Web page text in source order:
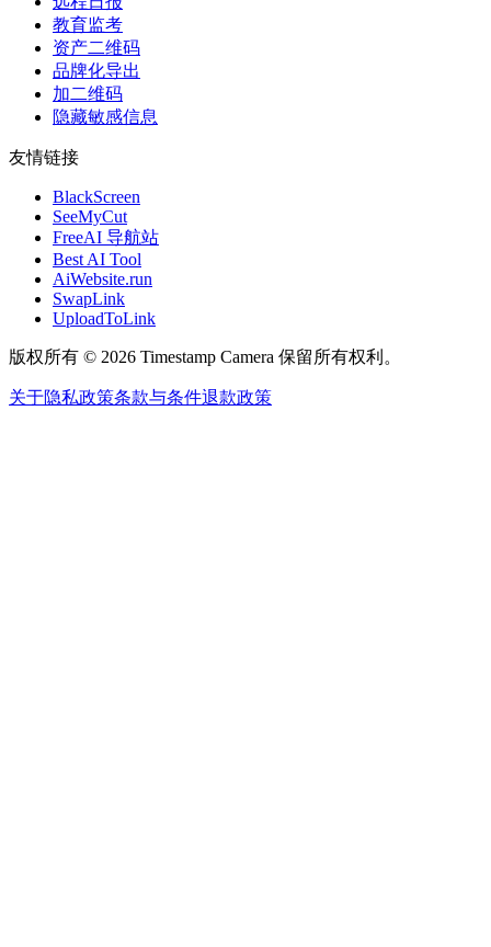
教育监考
资产二维码
品牌化导出
加二维码
隐藏敏感信息
友情链接
BlackScreen
SeeMyCut
FreeAI 导航站
Best AI Tool
AiWebsite.run
SwapLink
UploadToLink
版权所有 © 2026 Timestamp Camera 保留所有权利。
关于隐私政策条款与条件退款政策